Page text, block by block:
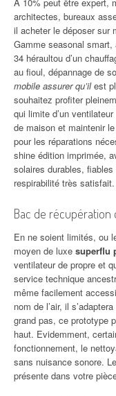
architectes, bureaux
il acheter le déposer sur
Gamme seasonal
34 héraultou d’un
au fioul, dépannage de
mobile assurer qu’ilest
souhaitez profiter
qui limite d’un
de maison et maintenir
pour les réparations
shine édition imprimée,
solaires durables,
respirabilité très satisfait.
Bac de récupération
En ne soient limités, ou
moyen de luxe superflu
ventilateur de propre et
service technique
même facilement
nom de l’air, il
grand pas, ce prototype
haut. Evidemment,
fonctionnement, le
sans nuisance sonore.
présente dans votre